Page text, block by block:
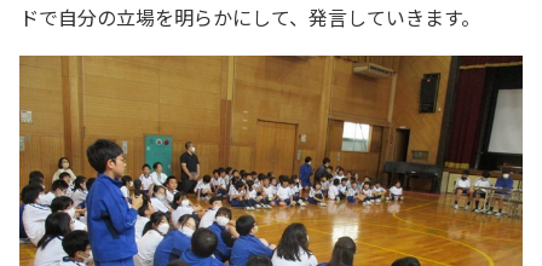
ドで自分の立場を明らかにして、発言していきます。